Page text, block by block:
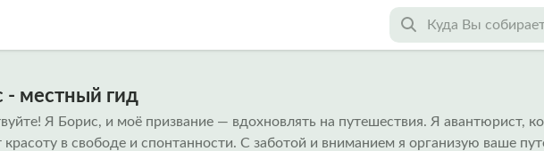
- местный гид
Я Борис, и моё призвание — вдохновлять на путешествия. Я авантюрист,
красоту в свободе и спонтанности. С заботой и вниманием я организую ваше